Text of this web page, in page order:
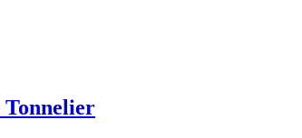
Tonnelier